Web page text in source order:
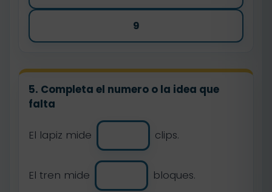
9
5. Completa el numero o la idea que
falta
El lapiz mide clips.
El tren mide bloques.